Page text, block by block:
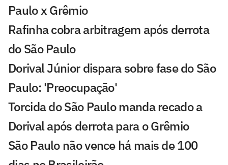
Paulo x Grêmio
Rafinha cobra arbitragem após derrota
do São Paulo
Dorival Júnior dispara sobre fase do São
Paulo: 'Preocupação'
Torcida do São Paulo manda recado a
Dorival após derrota para o Grêmio
São Paulo não vence há mais de 100